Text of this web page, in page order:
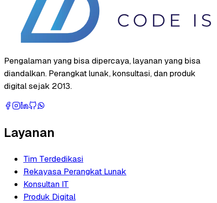
Pengalaman yang bisa dipercaya, layanan yang bisa
diandalkan. Perangkat lunak, konsultasi, dan produk
digital sejak 2013.
Layanan
Tim Terdedikasi
Rekayasa Perangkat Lunak
Konsultan IT
Produk Digital